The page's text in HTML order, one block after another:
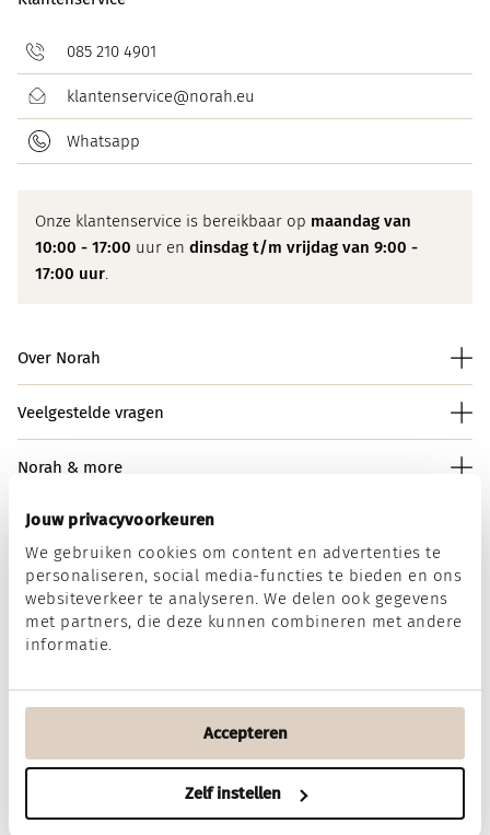
Jouw privacyvoorkeuren
We gebruiken cookies om content en advertenties te
personaliseren, social media-functies te bieden en ons
websiteverkeer te analyseren. We delen ook gegevens
met partners, die deze kunnen combineren met andere
informatie.
Accepteren
Zelf instellen
085 210 4901
klantenservice@norah.eu
Whatsapp
Onze klantenservice is bereikbaar op maandag van
10:00 - 17:00 uur en dinsdag t/m vrijdag van 9:00 -
17:00 uur.
Over Norah
Veelgestelde vragen
Norah & more
Norah op social media
DisclaimerPrivacy & Cookies